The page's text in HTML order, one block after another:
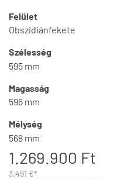
Felület
Obszidiánfekete
Szélesség
595 mm
Magasság
596 mm
Mélység
568 mm
1.269.900 Ft
3.491 €*